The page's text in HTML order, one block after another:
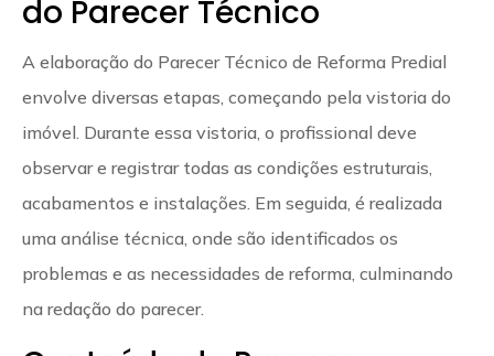
do Parecer Técnico
A elaboração do Parecer Técnico de Reforma Predial
envolve diversas etapas, começando pela vistoria do
imóvel. Durante essa vistoria, o profissional deve
observar e registrar todas as condições estruturais,
acabamentos e instalações. Em seguida, é realizada
uma análise técnica, onde são identificados os
problemas e as necessidades de reforma, culminando
na redação do parecer.